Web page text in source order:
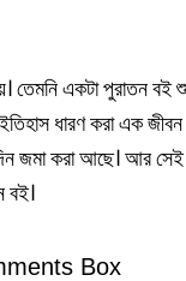
তেমনি একটা পুরাতন বই
ধারণ করা এক জীবন
জমা করা আছে। আর সেই
বই।
Box